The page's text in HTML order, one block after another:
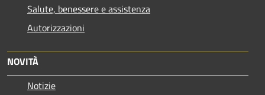
Salute, benessere e assistenza
Autorizzazioni
NOVITÀ
Notizie